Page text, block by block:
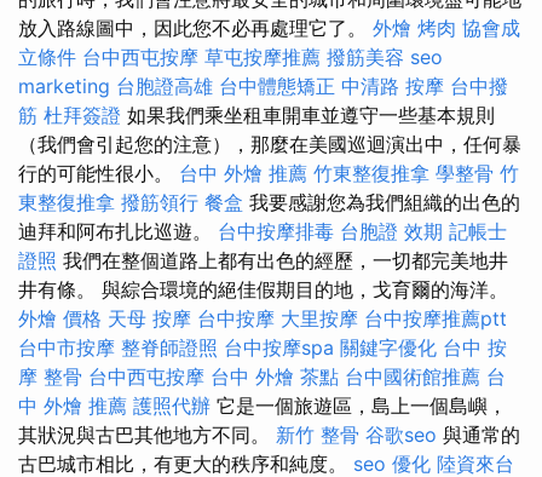
放入路線圖中，因此您不必再處理它了。 外燴 烤肉 協會成
立條件 台中西屯按摩 草屯按摩推薦 撥筋美容 seo
marketing 台胞證高雄 台中體態矯正 中清路 按摩 台中撥
筋 杜拜簽證 如果我們乘坐租車開車並遵守一些基本規則
（我們會引起您的注意），那麼在美國巡迴演出中，任何暴
行的可能性很小。 台中 外燴 推薦 竹東整復推拿 學整骨 竹
東整復推拿 撥筋領行 餐盒 我要感謝您為我們組織的出色的
迪拜和阿布扎比巡遊。 台中按摩排毒 台胞證 效期 記帳士
證照 我們在整個道路上都有出色的經歷，一切都完美地井
井有條。 與綜合環境的絕佳假期目的地，戈育爾的海洋。
外燴 價格 天母 按摩 台中按摩 大里按摩 台中按摩推薦ptt
台中市按摩 整脊師證照 台中按摩spa 關鍵字優化 台中 按
摩 整骨 台中西屯按摩 台中 外燴 茶點 台中國術館推薦 台
中 外燴 推薦 護照代辦 它是一個旅遊區，島上一個島嶼，
其狀況與古巴其他地方不同。 新竹 整骨 谷歌seo 與通常的
古巴城市相比，有更大的秩序和純度。 seo 優化 陸資來台